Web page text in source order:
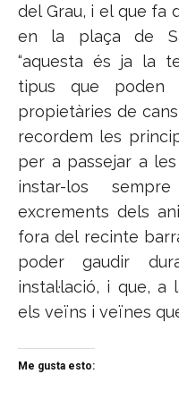
del Grau, i el que fa
en la plaça de
“aquesta és ja la
tipus que poden
propietàries de
recordem les
per a passejar a
instar-los
excrements dels
fora del recinte
poder gaudir
instal·lació, i que,
els veïns i veïnes
Me gusta esto: